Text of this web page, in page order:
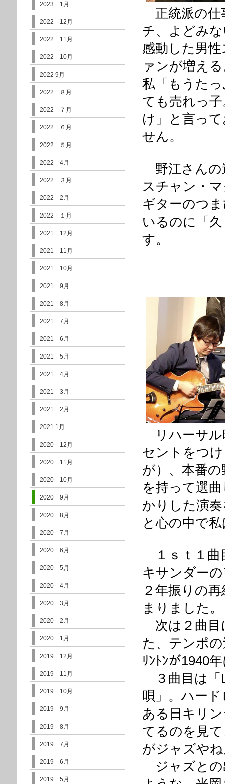
正統派の仕
チ、よどみ
感動した男
ァンが増え
私「もうた
ても売れっ
け」と言っ
せん。
野江さんの
スチャン・
ギターのつ
いるのに「
す。
リハーサル
セントをつ
が）、本番
を持って選
かりした演
と心の中で
１ｓｔ１曲
キサンダー
２年振りの
まりました。
次は２曲目
た、テンポ
ﾘﾝﾄﾝが1940
３曲目は「
唄」。ハー
ある日キリ
てるのを見
がジャズや
ジャズとの
2023 1月
2022 12月
2022 11月
2022 10月
2022 9月
2022 ８月
2022 ７月
2022 ６月
2022 ５月
2022 4月
2022 ３月
2022 2月
2022 １月
2021 12月
2021 11月
2021 10月
2021 9月
2021 8月
2021 7月
2021 6月
2021 5月
2021 4月
2021 3月
2021 2月
2021 1月
2020 12月
2020 11月
2020 10月
2020 9月
2020 8月
2020 7月
2020 6月
2020 5月
2020 4月
2020 3月
2020 2月
2020 1月
2019 12月
2019 11月
2019 10月
2019 9月
2019 8月
2019 7月
2019 6月
2019 5月